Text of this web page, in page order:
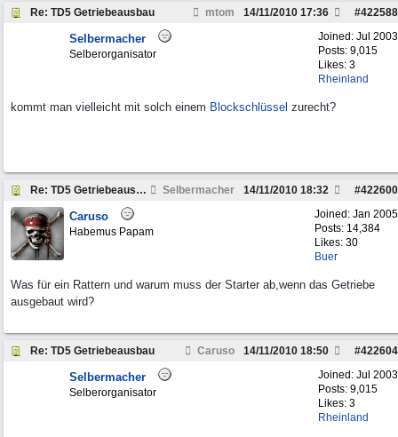
Re: TD5 Getriebeausbau mtom #422588
14/11/2010 17:36
Joined: Jul 2003
Posts: 9,015
Likes: 3
Rheinland
Selbermacher
Selberorganisator
kommt man vielleicht mit solch einem Blockschlüssel zurecht?
Re: TD5 Getriebeausbau Selbermacher #422600
14/11/2010 18:32
Joined: Jan 2005
Posts: 14,384
Likes: 30
Buer
Caruso
Habemus Papam
Was für ein Rattern und warum muss der Starter ab,wenn das Getriebe
ausgebaut wird?
Re: TD5 Getriebeausbau Caruso #422604
14/11/2010 18:50
Joined: Jul 2003
Posts: 9,015
Likes: 3
Rheinland
Selbermacher
Selberorganisator